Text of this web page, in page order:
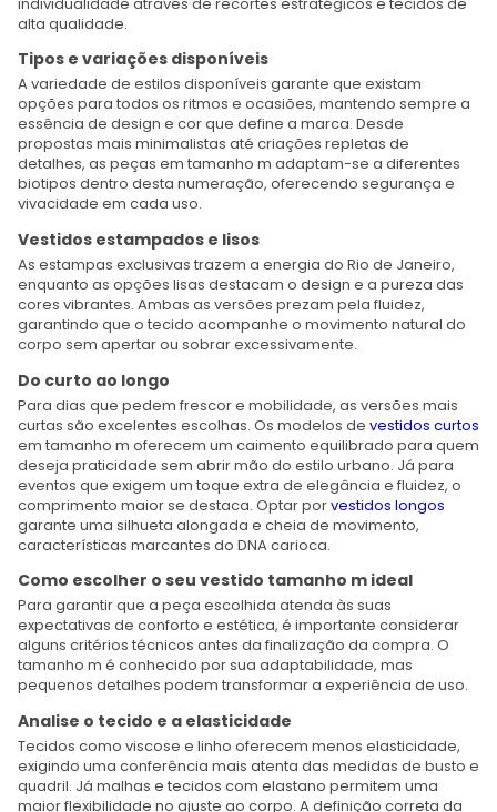
alta qualidade.
Tipos e variações disponíveis
A variedade de estilos disponíveis garante que existam
opções para todos os ritmos e ocasiões, mantendo sempre a
essência de design e cor que define a marca. Desde
propostas mais minimalistas até criações repletas de
detalhes, as peças em tamanho m adaptam-se a diferentes
biotipos dentro desta numeração, oferecendo segurança e
vivacidade em cada uso.
Vestidos estampados e lisos
As estampas exclusivas trazem a energia do Rio de Janeiro,
enquanto as opções lisas destacam o design e a pureza das
cores vibrantes. Ambas as versões prezam pela fluidez,
garantindo que o tecido acompanhe o movimento natural do
corpo sem apertar ou sobrar excessivamente.
Do curto ao longo
Para dias que pedem frescor e mobilidade, as versões mais
curtas são excelentes escolhas. Os modelos de vestidos curtos
em tamanho m oferecem um caimento equilibrado para quem
deseja praticidade sem abrir mão do estilo urbano. Já para
eventos que exigem um toque extra de elegância e fluidez, o
comprimento maior se destaca. Optar porvestidos longos
garante uma silhueta alongada e cheia de movimento,
características marcantes do DNA carioca.
Como escolher o seu vestido tamanho m ideal
Para garantir que a peça escolhida atenda às suas
expectativas de conforto e estética, é importante considerar
alguns critérios técnicos antes da finalização da compra. O
tamanho m é conhecido por sua adaptabilidade, mas
pequenos detalhes podem transformar a experiência de uso.
Analise o tecido e a elasticidade
Tecidos como viscose e linho oferecem menos elasticidade,
exigindo uma conferência mais atenta das medidas de busto e
quadril. Já malhas e tecidos com elastano permitem uma
maior flexibilidade no ajuste ao corpo. A definição correta da